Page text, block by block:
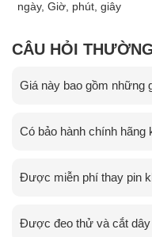
ngày, Giờ, phút, giây
CÂU HỎI
Giá này bao gồm những
Có bảo hành chính hãng
Được miễn phí thay pin
Được đeo thử và cắt dây